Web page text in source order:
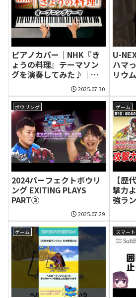
ピアノカバー｜NHK『き
ょうの料理』テーマソン
グを演奏してみた♪｜
2025.07.30
U-
ハマ
リウ
ボウリング
2024パーフェクトボウリ
ング EXITING PLAYS
PART③
2025.07.29
ゲーム
【歴
撃力
強ラ
ゲーム スマー